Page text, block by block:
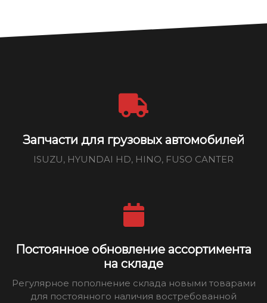
Запчасти для грузовых автомобилей
ISUZU, HYUNDAI HD, HINO, FUSO CANTER
Постоянное обновление ассортимента
на складе
Регулярное пополнение склада новыми товарами
для постоянного наличия востребованной